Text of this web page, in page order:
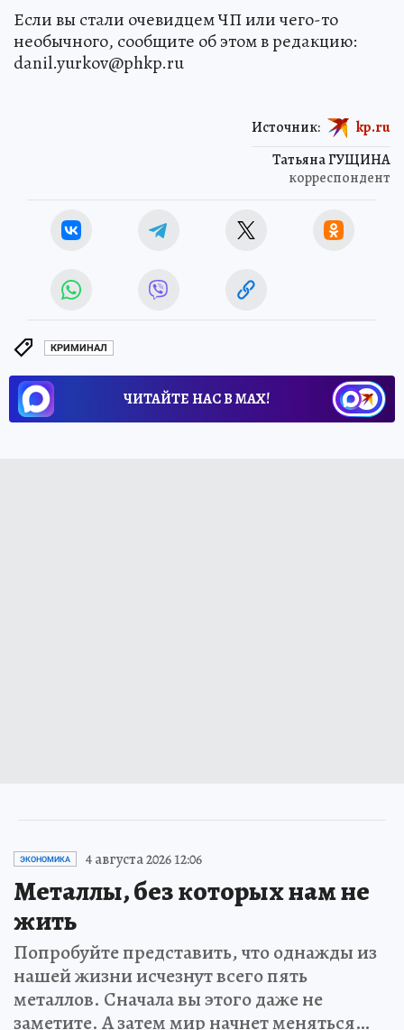
Если вы стали очевидцем ЧП или чего-то
необычного, сообщите об этом в редакцию:
danil.yurkov@phkp.ru
Татьяна ГУЩИНА
корреспондент
Источник: kp.ru
КРИМИНАЛ
ЧИТАЙТЕ НАС В МАХ!
ЭКОНОМИКА 4 августа 2026 12:06
Металлы, без которых нам не
жить
Попробуйте представить, что однажды из
нашей жизни исчезнут всего пять
металлов. Сначала вы этого даже не
заметите. А затем мир начнет меняться…